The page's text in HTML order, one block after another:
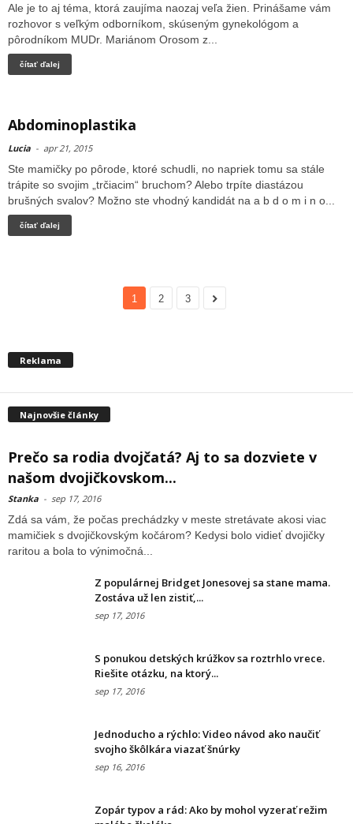
Ale je to aj téma, ktorá zaujíma naozaj veľa žien. Prinášame vám
rozhovor s veľkým odborníkom, skúseným gynekológom a
pôrodníkom MUDr. Mariánom Orosom z...
čítať ďalej
Abdominoplastika
Lucia - apr 21, 2015
Ste mamičky po pôrode, ktoré schudli, no napriek tomu sa stále
trápite so svojim „trčiacim“ bruchom? Alebo trpíte diastázou
brušných svalov? Možno ste vhodný kandidát na a b d o m i n o...
čítať ďalej
1 2 3
Reklama
Najnovšie články
Prečo sa rodia dvojčatá? Aj to sa dozviete v
našom dvojičkovskom...
Stanka - sep 17, 2016
Zdá sa vám, že počas prechádzky v meste stretávate akosi viac
mamičiek s dvojičkovským kočárom? Kedysi bolo vidieť dvojičky
raritou a bola to výnimočná...
Z populárnej Bridget Jonesovej sa stane mama.
Zostáva už len zistiť,...
sep 17, 2016
S ponukou detských krúžkov sa roztrhlo vrece.
Riešite otázku, na ktorý...
sep 17, 2016
Jednoducho a rýchlo: Video návod ako naučiť
svojho škôlkára viazať šnúrky
sep 16, 2016
Zopár typov a rád: Ako by mohol vyzerať režim